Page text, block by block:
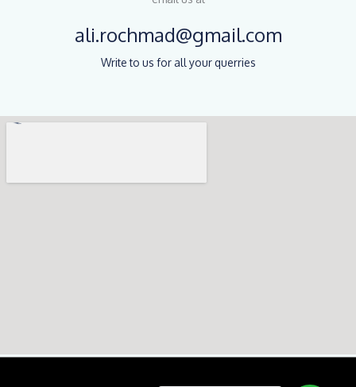
ali.rochmad@gmail.com
Write to us for all your querries